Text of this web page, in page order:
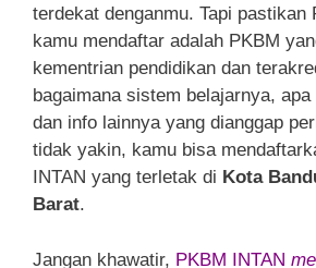
terdekat denganmu. Tapi pastikan
kamu mendaftar adalah PKBM
kementrian pendidikan dan
bagaimana sistem belajarnya,
dan info lainnya yang dianggap
tidak yakin, kamu bisa
INTAN yang terletak di Kota
Barat.
Jangan khawatir, PKBM INTAN